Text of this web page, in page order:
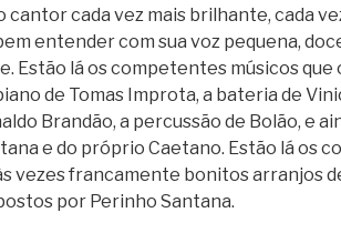
cantor cada vez mais brilhante, cada
entender com sua voz pequena,
Estão lá os competentes músicos que
de Tomas Improta, a bateria de
Brandão, a percussão de Bolão, e
e do próprio Caetano. Estão lá os
vezes francamente bonitos arranjos
por Perinho Santana.